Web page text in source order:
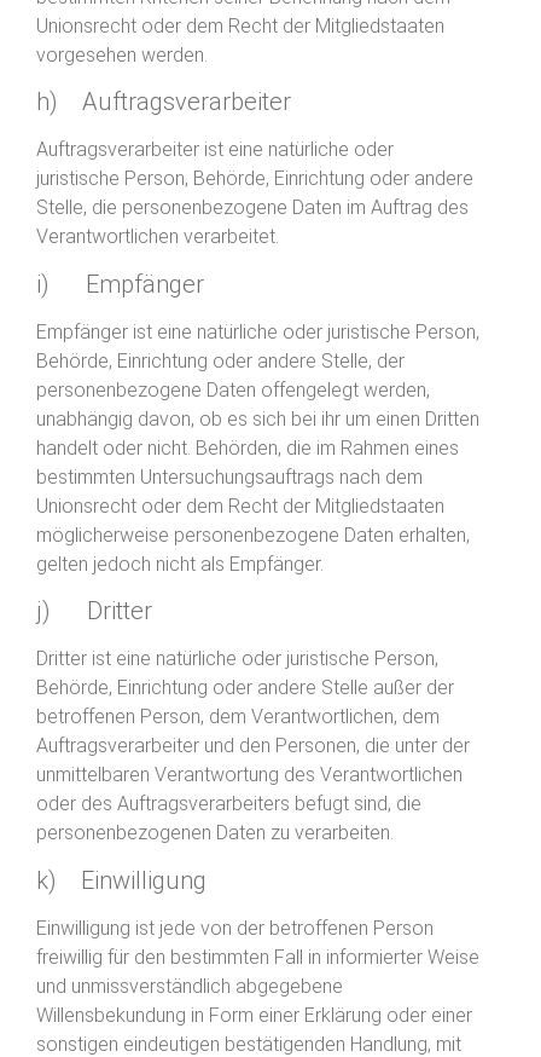
Unionsrecht oder dem Recht der Mitgliedstaaten
vorgesehen werden.
h) Auftragsverarbeiter
Auftragsverarbeiter ist eine natürliche oder
juristische Person, Behörde, Einrichtung oder andere
Stelle, die personenbezogene Daten im Auftrag des
Verantwortlichen verarbeitet.
i) Empfänger
Empfänger ist eine natürliche oder juristische Person,
Behörde, Einrichtung oder andere Stelle, der
personenbezogene Daten offengelegt werden,
unabhängig davon, ob es sich bei ihr um einen Dritten
handelt oder nicht. Behörden, die im Rahmen eines
bestimmten Untersuchungsauftrags nach dem
Unionsrecht oder dem Recht der Mitgliedstaaten
möglicherweise personenbezogene Daten erhalten,
gelten jedoch nicht als Empfänger.
j) Dritter
Dritter ist eine natürliche oder juristische Person,
Behörde, Einrichtung oder andere Stelle außer der
betroffenen Person, dem Verantwortlichen, dem
Auftragsverarbeiter und den Personen, die unter der
unmittelbaren Verantwortung des Verantwortlichen
oder des Auftragsverarbeiters befugt sind, die
personenbezogenen Daten zu verarbeiten.
k) Einwilligung
Einwilligung ist jede von der betroffenen Person
freiwillig für den bestimmten Fall in informierter Weise
und unmissverständlich abgegebene
Willensbekundung in Form einer Erklärung oder einer
sonstigen eindeutigen bestätigenden Handlung, mit